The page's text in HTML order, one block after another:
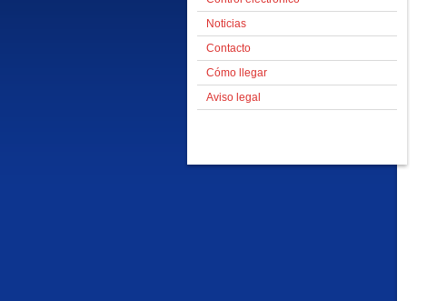
Noticias
Contacto
Cómo llegar
Aviso legal